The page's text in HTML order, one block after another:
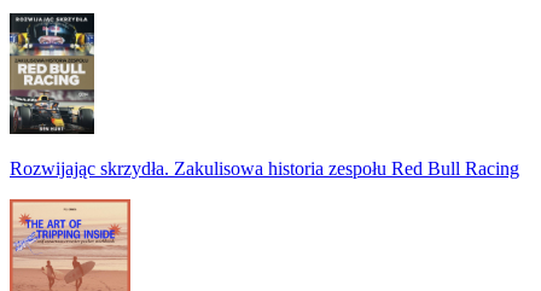
Rozwijając skrzydła. Zakulisowa historia zespołu Red Bull Racing